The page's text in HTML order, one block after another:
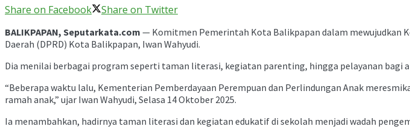
Share on Facebook
Share on Twitter
BALIKPAPAN, Seputarkata.com — Komitmen Pemerintah Kota Balikpapan dalam mewujudkan
Daerah (DPRD) Kota Balikpapan, Iwan Wahyudi.
Dia menilai berbagai program seperti taman literasi, kegiatan parenting, hingga pelayanan bagi
“Beberapa waktu lalu, Kementerian Pemberdayaan Perempuan dan Perlindungan Anak
ramah anak,” ujar Iwan Wahyudi, Selasa 14 Oktober 2025.
Ia menambahkan, hadirnya taman literasi dan kegiatan edukatif di sekolah menjadi wadah